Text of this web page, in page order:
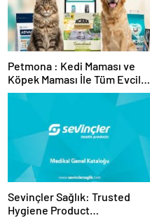
Petmona : Kedi Maması ve
Köpek Maması İle Tüm Evcil
Hayvan Ürünleri
Sevinçler Sağlık: Trusted
Hygiene Product